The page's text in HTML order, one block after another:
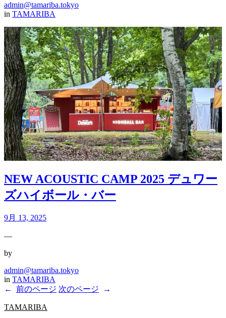
admin@tamariba.tokyo
in TAMARIBA
NEW ACOUSTIC CAMP 2025 デュワー
ズハイボール・バー
9月 13, 2025
—
by
admin@tamariba.tokyo
in TAMARIBA
←
前のページ 次のページ →
TAMARIBA